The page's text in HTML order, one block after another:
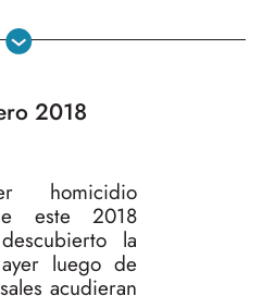
2018
homicidio
este 2018
la
luego de
acudieran